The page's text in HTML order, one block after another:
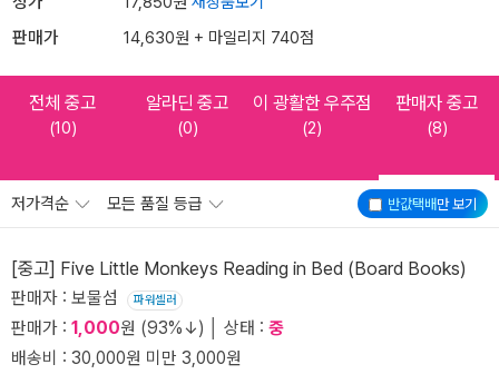
판매가 14,630원 + 마일리지 740점
전체 중고
(10)
알라딘 중고
(0)
이 광활한 우주점
(2)
판매자 중고
(8)
반값택배만 보기
저가격순 모든 품질 등급
[중고] Five Little Monkeys Reading in Bed (Board Books)
판매자 : 보물섬 파워셀러
판매가 : 1,000원 (93%↓) │ 상태 : 중
배송비 : 30,000원 미만 3,000원